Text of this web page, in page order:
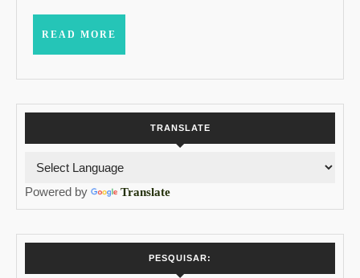
na
Haddock
READ MORE
TRANSLATE
Powered by Translate
PESQUISAR: